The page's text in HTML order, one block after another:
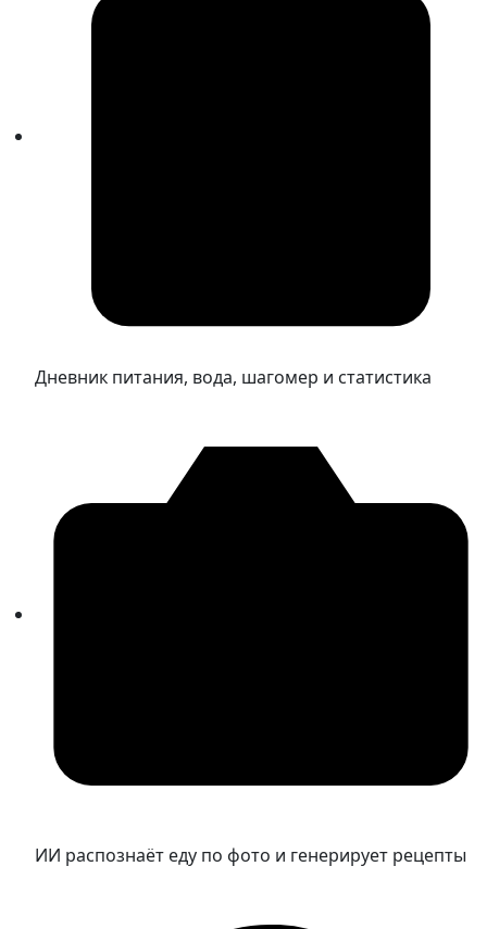
Дневник питания, вода, шагомер и статистика
ИИ распознаёт еду по фото и генерирует рецепты